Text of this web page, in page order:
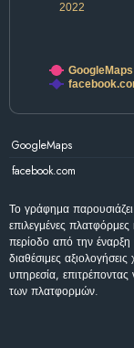
2022
GoogleMaps
GoogleMaps
facebook.com
Το γράφημα
επιλεγμένες
περίοδο από την έναρξη
διαθέσιμες
υπηρεσία,
των πλατφορμών.